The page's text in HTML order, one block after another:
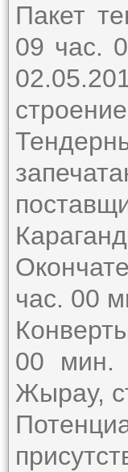
Пакет
09 час.
час. 00
00 мин.
Жырау,